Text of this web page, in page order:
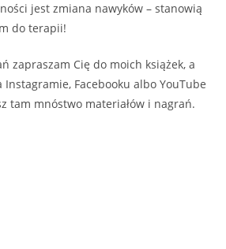
jest zmiana nawyków – stanowią
do terapii!
zapraszam Cię do moich książek, a
Facebooku albo YouTube
tam mnóstwo materiałów i nagrań.